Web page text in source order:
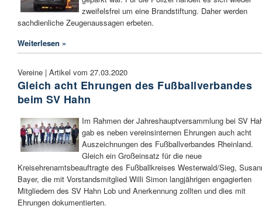
zweifelsfrei um eine Brandstiftung. Daher werden
sachdienliche Zeugenaussagen erbeten.
Weiterlesen »
Vereine | Artikel vom 27.03.2020
Gleich acht Ehrungen des Fußballverbandes
beim SV Hahn
Im Rahmen der Jahreshauptversammlung bei SV
gab es neben vereinsinternen Ehrungen auch acht
Auszeichnungen des Fußballverbandes Rheinland.
Gleich ein Großeinsatz für die neue
Kreisehrenamtsbeauftragte des Fußballkreises Westerwald/Sieg,
Bayer, die mit Vorstandsmitglied Willi Simon langjährigen engagierten
Mitgliedern des SV Hahn Lob und Anerkennung zollten und dies mit
Ehrungen dokumentierten.